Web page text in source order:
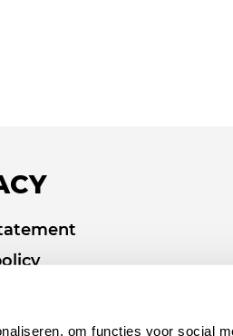
om functies voor social